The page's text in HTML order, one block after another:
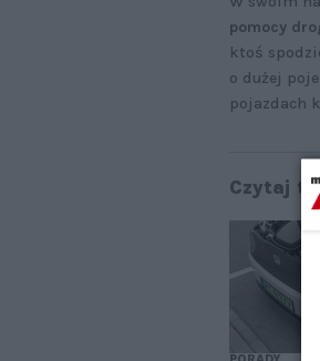
pomocy
ktoś
o dużej
pojazdach
Czytaj